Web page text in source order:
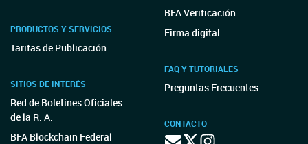
PRODUCTOS Y SERVICIOS
Tarifas de Publicación
SITIOS DE INTERÉS
Red de Boletines Oficiales
de la R. A.
BFA Blockchain Federal
BFA Verificación
Firma digital
FAQ Y TUTORIALES
Preguntas Frecuentes
CONTACTO